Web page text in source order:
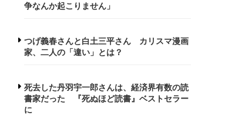
争なんか起こりません」
つげ義春さんと白土三平さん カリスマ漫画
家、二人の「違い」とは？
死去した丹羽宇一郎さんは、経済界有数の読
書家だった 『死ぬほど読書』ベストセラー
に